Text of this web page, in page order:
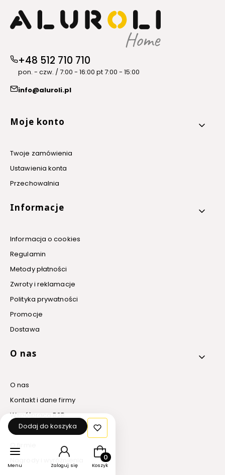
+48 512 710 710
pon. - czw. / 7:00 - 16:00 pt 7:00 - 15:00
info@aluroli.pl
Linki w stopce
Moje konto
Twoje zamówienia
Ustawienia konta
Przechowalnia
Informacje
Informacja o cookies
Regulamin
Metody płatności
Zwroty i reklamacje
Polityka prywatności
Promocje
Dostawa
O nas
O nas
Kontakt i dane firmy
Współpraca B2B
Blog
Nagrody i wyróżnienia
Dodaj do koszyka
Menu Zaloguj się
Produkty w koszyku: 0. Zobacz
Koszyk